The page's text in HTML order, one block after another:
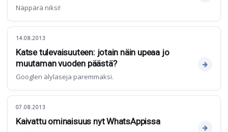
Näppärä niksi!
14.08.2013
Katse tulevaisuuteen: jotain näin upeaa jo
muutaman vuoden päästä?
Googlen älylaseja paremmaksi.
07.08.2013
Kaivattu ominaisuus nyt WhatsAppissa